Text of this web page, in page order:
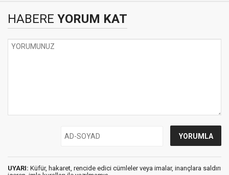
HABERE YORUM KAT
UYARI: Küfür, hakaret, rencide edici cümleler veya imalar, inançlara saldırı